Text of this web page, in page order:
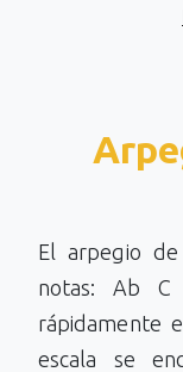
El arpegio
notas: Ab C
rápidamente
escala se